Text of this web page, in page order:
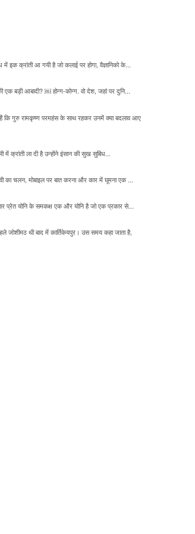
इक क्रांती आ गयी है जो कलाई पर होगा, वैज्ञानिको के...
बड़ी आबादी? ￼ होन्ग-कोन्ग. वो देश, जहां पर दुनि...
हैं कि गुरु रामकृष्ण परमहंस के साथ रहकर उनमें क्या बदलाव आए
में क्रांती ला दी है उन्होंने इंसान की सुख सुबिध...
का चलन, मोबाइल पर बात करना और कार में घूमना एक ...
प्रेत योनि के समकक्ष एक और योनि है जो एक प्रकार से...
जोशीमठ थी बाद में कार्तिकेयपुर। उस समय कहा जाता है,